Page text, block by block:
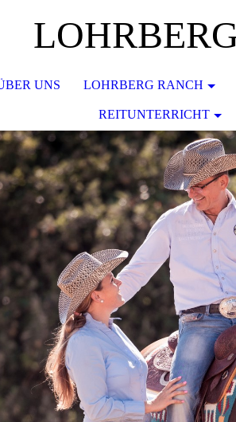
UNS LOHRBERG RANCH
REITUNTERRICHT